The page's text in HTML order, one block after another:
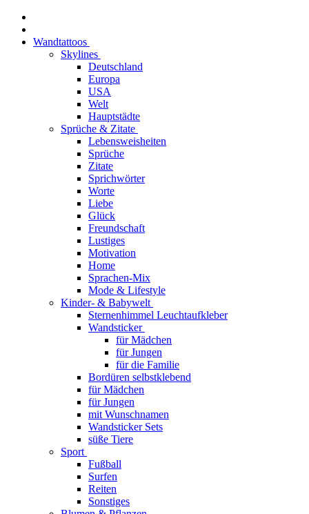
Wandtattoos
Skylines
Deutschland
Europa
USA
Welt
Hauptstädte
Sprüche & Zitate
Lebensweisheiten
Sprüche
Zitate
Sprichwörter
Worte
Liebe
Glück
Freundschaft
Lustiges
Motivation
Home
Sprachen-Mix
Mode & Lifestyle
Kinder- & Babywelt
Sternenhimmel Leuchtaufkleber
Wandsticker
für Mädchen
für Jungen
für die Familie
Bordüren selbstklebend
für Mädchen
für Jungen
mit Wunschnamen
Wandsticker Sets
süße Tiere
Sport
Fußball
Surfen
Reiten
Sonstiges